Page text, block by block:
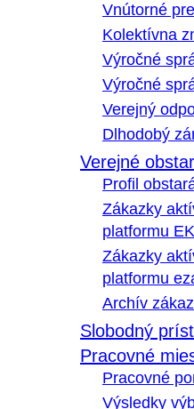
Vnútorné
Kolektívna
Výročné
Výročné
Verejný
Dlhodobý
Verejné
Profil
Zákazky
platformu
Zákazky
platformu
Archív
Slobodný
Pracovné
Pracovné
Výsledky